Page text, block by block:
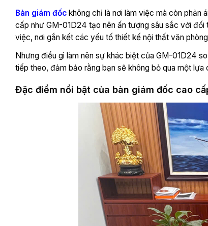
Bàn giám đốc không chỉ là nơi làm việc mà còn phản
cấp như GM-01D24 tạo nên ấn tượng sâu sắc với đối
việc, nơi gắn kết các yếu tố thiết kế nội thất văn
Nhưng điều gì làm nên sự khác biệt của GM-01D24
tiếp theo, đảm bảo rằng bạn sẽ không bỏ qua một
Đặc điểm nổi bật của bàn giám đốc cao